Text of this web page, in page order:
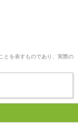
とを表すものであり、実際の